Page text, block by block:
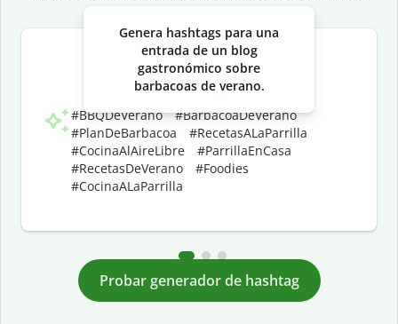
Genera hashtags para una
entrada de un blog
gastronómico sobre
barbacoas de verano.
#BBQDeVerano #BarbacoaDeVerano
#PlanDeBarbacoa #RecetasALaParrilla
#CocinaAlAireLibre #ParrillaEnCasa
#RecetasDeVerano #Foodies
#CocinaALaParrilla
Probar generador de hashtag